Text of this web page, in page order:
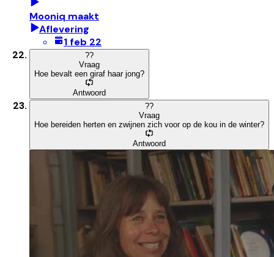
Mooniq maakt
Aflevering
1 feb 22
??
Vraag
Hoe bevalt een giraf haar jong?
Antwoord
??
Vraag
Hoe bereiden herten en zwijnen zich voor op de kou in de winter?
Antwoord